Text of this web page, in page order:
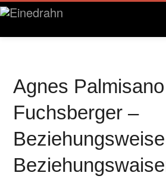
KONZERTE
RESERVIERUNG
Agnes
Fuchsberger –
Beziehungsweise